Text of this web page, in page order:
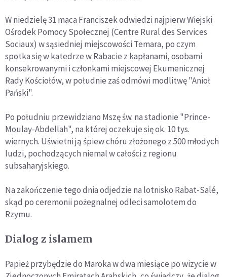
W niedzielę 31 maca Franciszek odwiedzi najpierw Wiejski
Ośrodek Pomocy Społecznej (Centre Rural des Services
Sociaux) w sąsiedniej miejscowości Temara, po czym
spotka się w katedrze w Rabacie z kapłanami, osobami
konsekrowanymi i członkami miejscowej Ekumenicznej
Rady Kościołów, w południe zaś odmówi modlitwę "Anioł
Pański".
Po południu przewidziano Mszę św. na stadionie "Prince-
Moulay-Abdellah", na której oczekuje się ok. 10 tys.
wiernych. Uświetni ją śpiew chóru złożonego z 500 młodych
ludzi, pochodzących niemal w całości z regionu
subsaharyjskiego.
Na zakończenie tego dnia odjedzie na lotnisko Rabat-Salé,
skąd po ceremonii pożegnalnej odleci samolotem do
Rzymu.
Dialog z islamem
Papież przybędzie do Maroka w dwa miesiące po wizycie w